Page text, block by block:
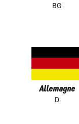
BG
Allemagne
D